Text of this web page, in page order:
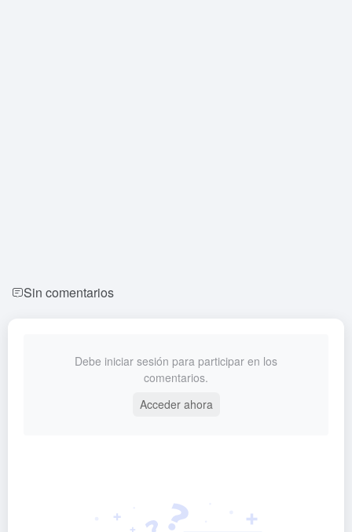
Sin comentarios
Debe iniciar sesión para participar en los
comentarios.
Acceder ahora